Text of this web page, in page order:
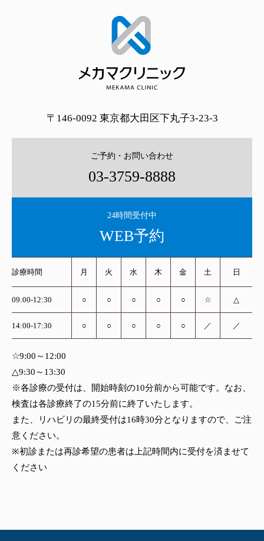
〒146-0092 東京都大田区下丸子3-23-3
ご予約・お問い合わせ
03-3759-8888
24時間受付中
WEB予約
診療時間 月 火 水 木 金 土 日
09:00-12:30 ○ ○ ○ ○ ○ ☆ △
14:00-17:30 ○ ○ ○ ○ ○ ／ ／
☆9:00～12:00
△9:30～13:30
※各診療の受付は、開始時刻の10分前から可能です。なお、
検査は各診療終了の15分前に終了いたします。
また、リハビリの最終受付は16時30分となりますので、ご注
意ください。
※初診または再診希望の患者は上記時間内に受付を済ませて
ください